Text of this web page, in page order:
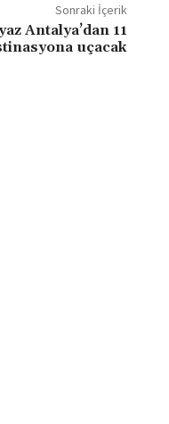
Sonraki İçerik
Antalya’dan 11
uçacak